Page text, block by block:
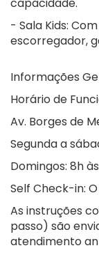
- Sala Kids:
escorregador,
Informações
Horário de
Av. Borges de
Segunda a
Domingos: 8h
Self Check-in:
As instruções
passo) são
atendimento